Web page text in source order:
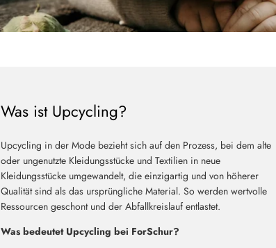
Was ist Upcycling?
Upcycling in der Mode bezieht sich auf den Prozess, bei dem alte
oder ungenutzte Kleidungsstücke und Textilien in neue
Kleidungsstücke umgewandelt, die einzigartig und von höherer
Qualität sind als das ursprüngliche Material. So werden wertvolle
Ressourcen geschont und der Abfallkreislauf entlastet.
Was bedeutet Upcycling bei ForSchur?